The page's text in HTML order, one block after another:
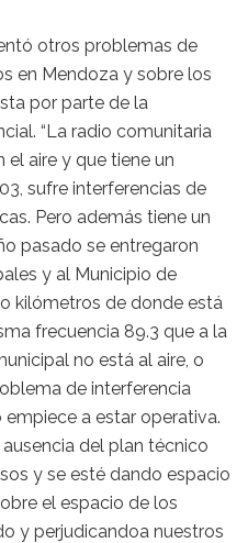
otros problemas de
en Mendoza y sobre los
por parte de la
“La radio comunitaria
el aire y que tiene un
sufre interferencias de
Pero además tiene un
pasado se entregaron
y al Municipio de
kilómetros de donde está
frecuencia 89.3 que a la
no está al aire, o
de interferencia
a estar operativa.
del plan técnico
y se esté dando espacio
el espacio de los
y perjudicandoa nuestros